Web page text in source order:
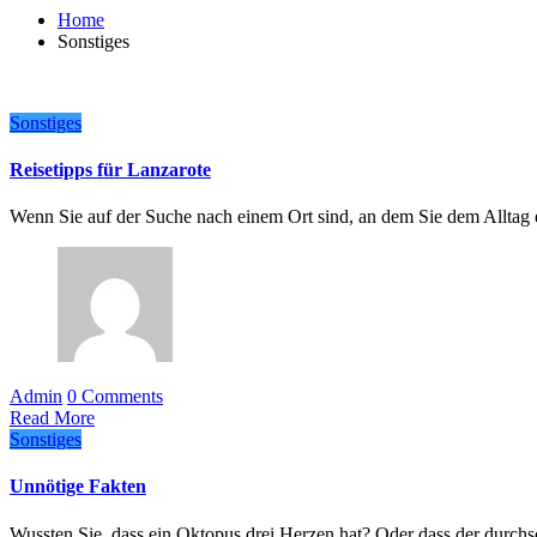
Home
Sonstiges
Sonstiges
Reisetipps für Lanzarote
Wenn Sie auf der Suche nach einem Ort sind, an dem Sie dem
Admin 0 Comments
Read More
Sonstiges
Unnötige Fakten